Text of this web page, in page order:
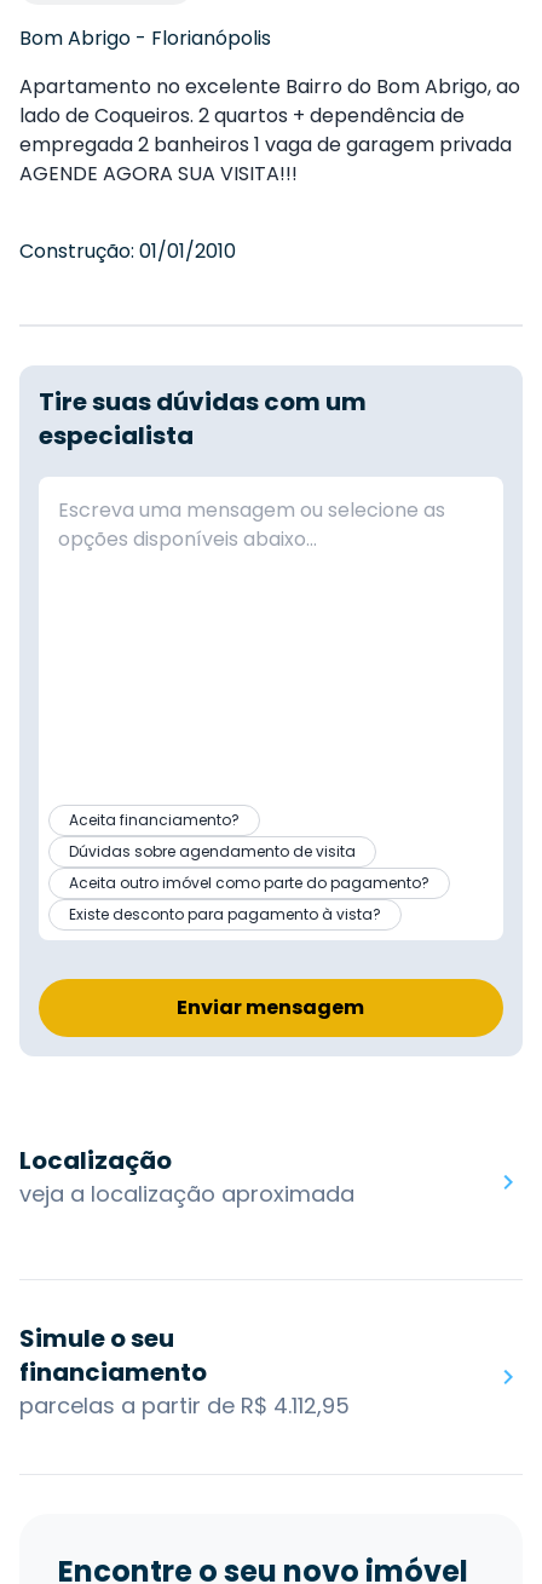
Bom Abrigo - Florianópolis
Apartamento no excelente Bairro do Bom Abrigo, ao
lado de Coqueiros. 2 quartos + dependência de
empregada 2 banheiros 1 vaga de garagem privada
AGENDE AGORA SUA VISITA!!!
Construção: 01/01/2010
Tire suas dúvidas com um
especialista
Aceita financiamento?
Dúvidas sobre agendamento de visita
Aceita outro imóvel como parte do pagamento?
Existe desconto para pagamento à vista?
Enviar mensagem
Localização
veja a localização aproximada
Simule o seu
financiamento
parcelas a partir de R$ 4.112,95
Encontre o seu novo imóvel